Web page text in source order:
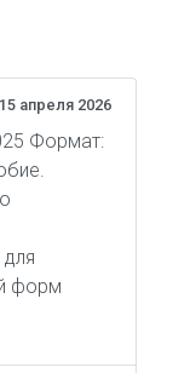
15 апреля 2026
Формат:
форм